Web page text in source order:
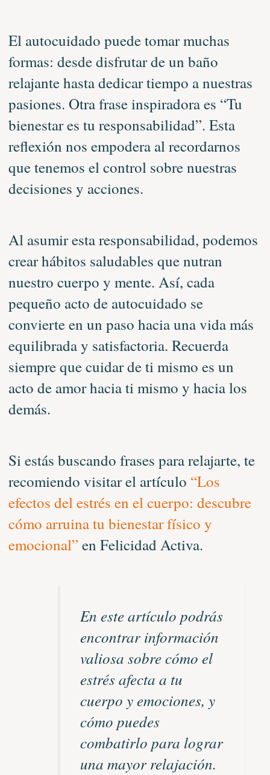
El autocuidado puede tomar muchas
formas: desde disfrutar de un baño
relajante hasta dedicar tiempo a nuestras
pasiones. Otra frase inspiradora es “Tu
bienestar es tu responsabilidad”. Esta
reflexión nos empodera al recordarnos
que tenemos el control sobre nuestras
decisiones y acciones.
Al asumir esta responsabilidad, podemos
crear hábitos saludables que nutran
nuestro cuerpo y mente. Así, cada
pequeño acto de autocuidado se
convierte en un paso hacia una vida más
equilibrada y satisfactoria. Recuerda
siempre que cuidar de ti mismo es un
acto de amor hacia ti mismo y hacia los
demás.
Si estás buscando frases para relajarte, te
recomiendo visitar el artículo “Los
efectos del estrés en el cuerpo: descubre
cómo arruina tu bienestar físico y
emocional” en Felicidad Activa.
En este artículo podrás
encontrar información
valiosa sobre cómo el
estrés afecta a tu
cuerpo y emociones, y
cómo puedes
combatirlo para lograr
una mayor relajación.